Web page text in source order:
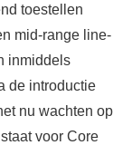
toestellen
mid-range line-
inmiddels
de introductie
nu wachten op
voor Core